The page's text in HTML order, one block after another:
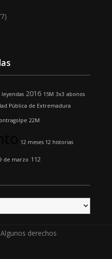
leyendas 2016 15M 3x3 abonos
Pública de Extremadura
22M
12 meses 12 historias
de marzo 112
derechos